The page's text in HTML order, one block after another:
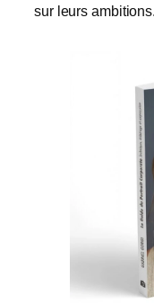
sur leurs ambitions.